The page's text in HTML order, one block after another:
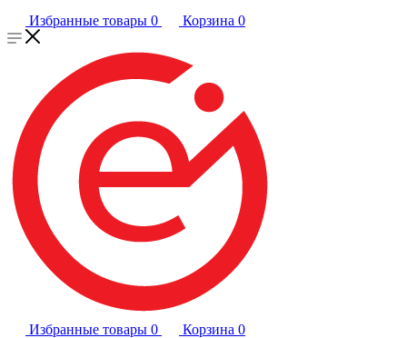
Избранные товары 0 Корзина 0
Избранные товары 0 Корзина 0